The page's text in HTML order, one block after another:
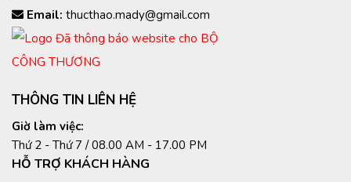
Email: thucthao.mady@gmail.com
THÔNG TIN LIÊN HỆ
Giờ làm việc:
Thứ 2 - Thứ 7 / 08.00 AM - 17.00 PM
HỖ TRỢ KHÁCH HÀNG